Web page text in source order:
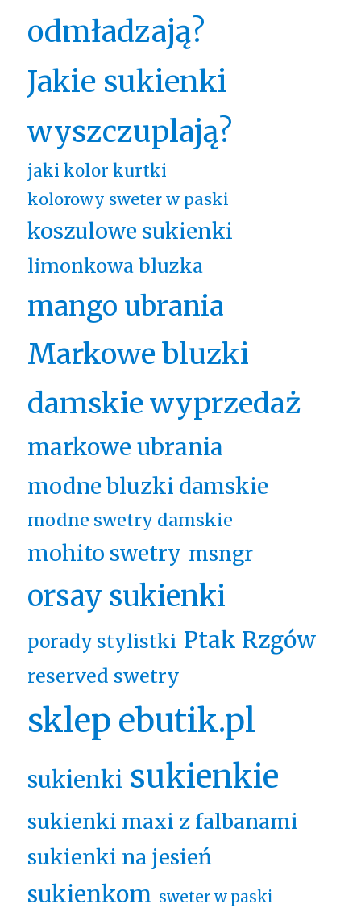
odmładzają?
Jakie sukienki
wyszczuplają?
jaki kolor kurtki
kolorowy sweter w paski
koszulowe sukienki
limonkowa bluzka
mango ubrania
Markowe bluzki
damskie wyprzedaż
markowe ubrania
modne bluzki damskie
modne swetry damskie
mohito swetry msngr
orsay sukienki
porady stylistki Ptak Rzgów
reserved swetry
sklep ebutik.pl
sukienki sukienkie
sukienki maxi z falbanami
sukienki na jesień
sukienkom sweter w paski